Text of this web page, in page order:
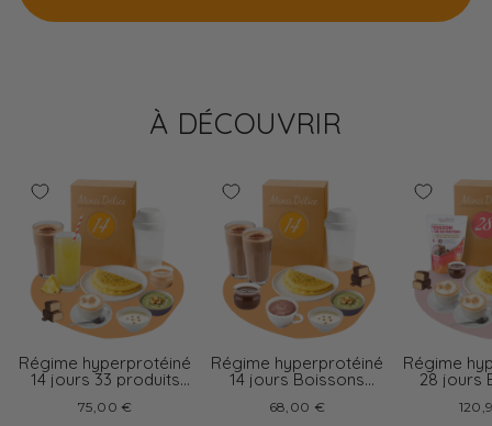
À DÉCOUVRIR
Régime hyperprotéiné
14 jours 33 produits
75,00 €
Régime hyperprotéiné
14 jours Boissons
68,00 €
Régime
28 jours